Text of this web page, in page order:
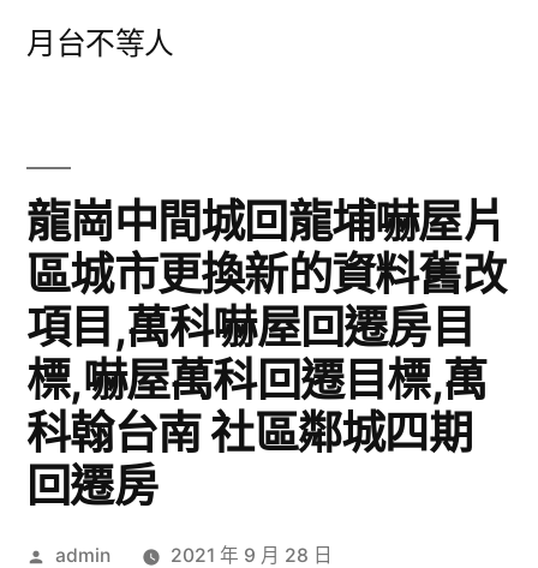
月台不等人
龍崗中間城回龍埔嚇屋片
區城市更換新的資料舊改
項目,萬科嚇屋回遷房目
標,嚇屋萬科回遷目標,萬
科翰台南 社區鄰城四期
回遷房
作
admin 2021 年 9 月 28 日